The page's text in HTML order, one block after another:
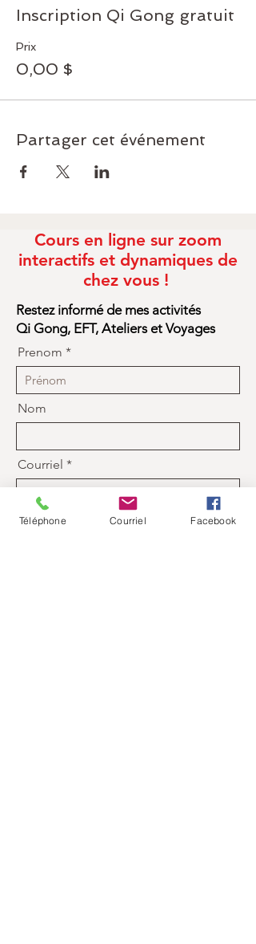
Inscription Qi Gong gratuit
Prix
0,00 $
Partager cet événement
Cours en ligne sur zoom
interactifs et dynamiques de
chez vous !
Restez informé de mes activités
Qi Gong, EFT, Ateliers et Voyages
Prenom
Nom
Courriel
Je m'inscris à l'infolettre
Téléphone Courriel Facebook